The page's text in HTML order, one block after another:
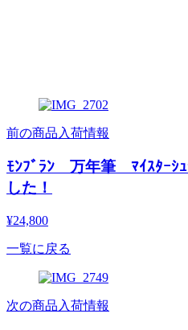
前の商品入荷情報
ﾓﾝﾌﾞﾗﾝ 万年筆 ﾏｲｽﾀｰｼ
した！
¥24,800
一覧に戻る
次の商品入荷情報